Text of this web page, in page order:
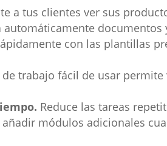
a tus clientes ver sus
automáticamente
con las plantillas
trabajo fácil de usar permite
Reduce las tareas
añadir módulos adicionales